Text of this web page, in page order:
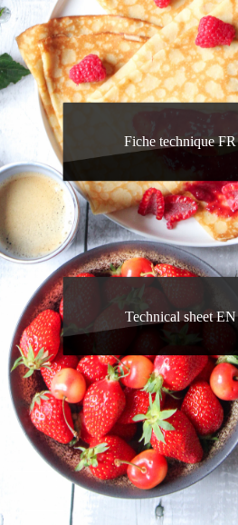
Fiche technique FR
Technical sheet EN